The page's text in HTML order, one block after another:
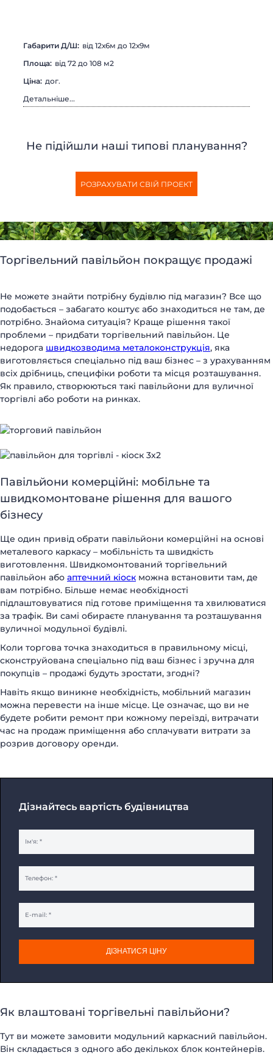
САНІТАРНІ БЛОКИ
МОДУЛЬНІ ПРАЛЬНІ
ПОСТИ ОХОРОНИ
ПОБУТІВКИ
Габарити Д/Ш: вiд 12х6м до 12х9м
Площа: вiд 72 до 108 м2
Цiна: дог.
Детальніше...
Не підійшли наші типові планування?
РОЗРАХУВАТИ СВІЙ ПРОЕКТ
Торгівельний павільйон покращує продажі
Не можете знайти потрібну будівлю під магазин? Все що
подобається – забагато коштує або знаходиться не там, де
потрібно. Знайома ситуація? Краще рішення такої
проблеми – придбати торгівельний павільйон. Це
недорога швидкозводима металоконструкція, яка
виготовляється спеціально під ваш бізнес – з урахуванням
всіх дрібниць, специфіки роботи та місця розташування.
Як правило, створюються такі павільйони для вуличної
торгівлі або роботи на ринках.
Павільйони комерційні: мобільне та
швидкомонтоване рішення для вашого
бізнесу
Ще один привід обрати павільйони комерційні на основі
металевого каркасу – мобільність та швидкість
виготовлення. Швидкомонтований торгівельний
павільйон або аптечний кіоск можна встановити там, де
вам потрібно. Більше немає необхідності
підлаштовуватися під готове приміщення та хвилюватися
за трафік. Ви самі обираєте планування та розташування
вуличної модульної будівлі.
Коли торгова точка знаходиться в правильному місці,
сконструйована спеціально під ваш бізнес і зручна для
покупців – продажі будуть зростати, згодні?
Навіть якщо виникне необхідність, мобільний магазин
можна перевести на інше місце. Це означає, що ви не
будете робити ремонт при кожному переїзді, витрачати
час на продаж приміщення або сплачувати витрати за
розрив договору оренди.
Дізнайтесь вартість будівництва
ДІЗНАТИСЯ ЦІНУ
Як влаштовані торгівельні павільйони?
Тут ви можете замовити модульний каркасний павільйон.
Він складається з одного або декількох блок контейнерів.